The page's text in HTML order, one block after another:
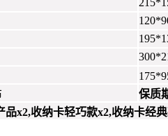
保质
品x2,收纳卡轻巧款x2,收纳卡经